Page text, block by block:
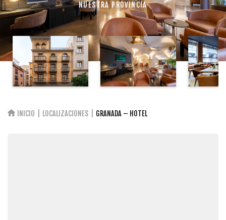
NUESTRA PROVINCIA
INICIO LOCALIZACIONES GRANADA – HOTEL